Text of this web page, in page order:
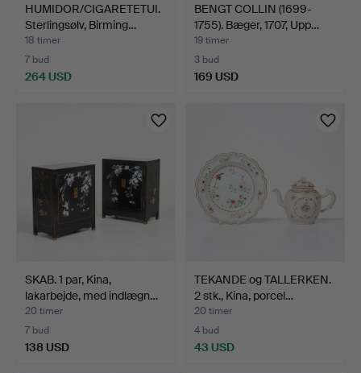
HUMIDOR/CIGARETETUI.
Sterlingsølv, Birming…
18 timer
7 bud
264 USD
BENGT COLLIN (1699-
1755). Bæger, 1707, Upp…
19 timer
3 bud
169 USD
SKAB. 1 par, Kina,
lakarbejde, med indlægn…
20 timer
7 bud
138 USD
TEKANDE og TALLERKEN.
2 stk., Kina, porcel…
20 timer
4 bud
43 USD